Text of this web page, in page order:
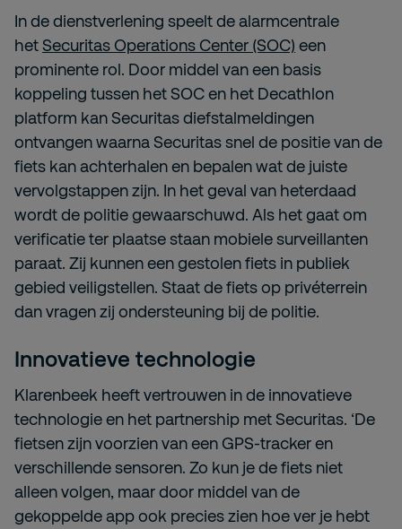
In de dienstverlening speelt de alarmcentrale
hetSecuritas Operations Center (SOC) een
prominente rol. Door middel van een basis
koppeling tussen het SOC en het Decathlon
platform kan Securitas diefstalmeldingen
ontvangen waarna Securitas snel de positie van de
fiets kan achterhalen en bepalen wat de juiste
vervolgstappen zijn. In het geval van heterdaad
wordt de politie gewaarschuwd. Als het gaat om
verificatie ter plaatse staan mobiele surveillanten
paraat. Zij kunnen een gestolen fiets in publiek
gebied veiligstellen. Staat de fiets op privéterrein
dan vragen zij ondersteuning bij de politie.
Innovatieve technologie
Klarenbeek heeft vertrouwen in de innovatieve
technologie en het partnership met Securitas. ‘De
fietsen zijn voorzien van een GPS-tracker en
verschillende sensoren. Zo kun je de fiets niet
alleen volgen, maar door middel van de
gekoppelde app ook precies zien hoe ver je hebt